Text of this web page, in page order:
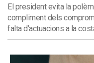
El president evita la
compliment dels
falta d’actuacions a la